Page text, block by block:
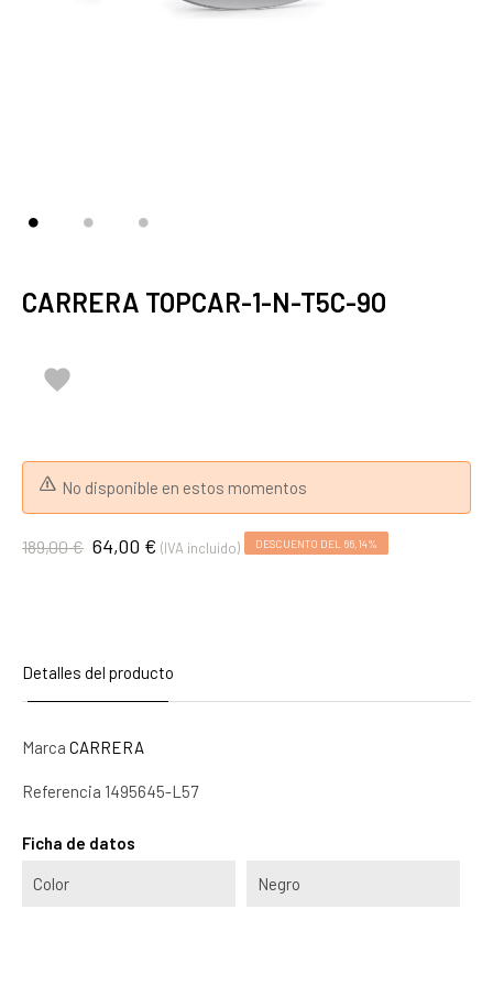
CARRERA TOPCAR-1-N-T5C-9O

No disponible en estos momentos
189,00 € 64,00 € (IVA incluido) DESCUENTO DEL 66,14%
Detalles del producto
Marca CARRERA
Referencia 1495645-L57
Ficha de datos
Color Negro